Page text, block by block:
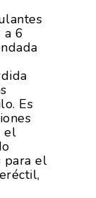
a 6
Es
el
para el